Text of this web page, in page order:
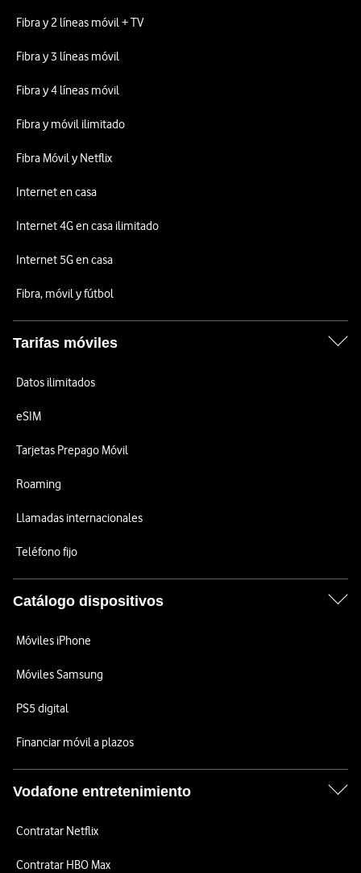
Fibra y 2 líneas móvil + TV
Fibra y 3 líneas móvil
Fibra y 4 líneas móvil
Fibra y móvil ilimitado
Fibra Móvil y Netflix
Internet en casa
Internet 4G en casa ilimitado
Internet 5G en casa
Fibra, móvil y fútbol
Tarifas móviles
Datos ilimitados
eSIM
Tarjetas Prepago Móvil
Roaming
Llamadas internacionales
Teléfono fijo
Catálogo dispositivos
Móviles iPhone
Móviles Samsung
PS5 digital
Financiar móvil a plazos
Vodafone entretenimiento
Contratar Netflix
Contratar HBO Max